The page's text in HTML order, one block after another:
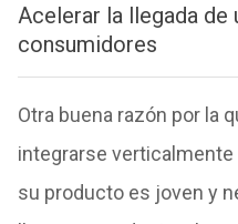
Acelerar la llegada de
consumidores
Otra buena razón por la
integrarse
su producto es joven y